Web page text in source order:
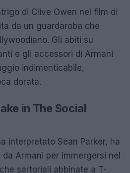
di Clive Owen nel film di
da un guardaroba che
Gli abiti su
e gli accessori di Armani
indimenticabile,
dorata.
in The Social
interpretato Sean Parker, ha
Armani per immergersi nel
sartoriali abbinate a T-